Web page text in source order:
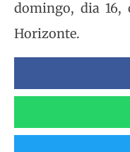
domingo, dia 16,
Horizonte.